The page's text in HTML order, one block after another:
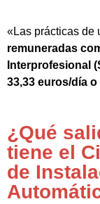
«Las prácticas de
remuneradas
Interprofesional
33,33 euros/día
¿Qué
tiene el
de